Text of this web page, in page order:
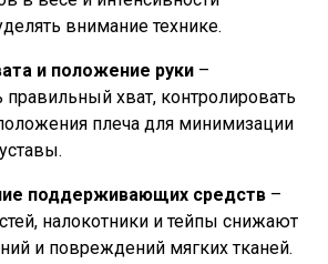
внимание технике.
и положение руки –
правильный хват, контролировать
плеча для минимизации
поддерживающих средств –
налокотники и тейпы снижают
и повреждений мягких тканей.